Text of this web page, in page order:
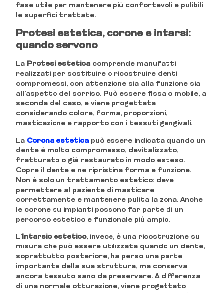
fase utile per mantenere più confortevoli e pulibili
le superfici trattate.
Protesi estetica, corone e intarsi:
quando servono
La Protesi estetica comprende manufatti
realizzati per sostituire o ricostruire denti
compromessi, con attenzione sia alla funzione sia
all’aspetto del sorriso. Può essere fissa o mobile, a
seconda del caso, e viene progettata
considerando colore, forma, proporzioni,
masticazione e rapporto con i tessuti gengivali.
La Corona estetica può essere indicata quando un
dente è molto compromesso, devitalizzato,
fratturato o già restaurato in modo esteso.
Copre il dente e ne ripristina forma e funzione.
Non è solo un trattamento estetico: deve
permettere al paziente di masticare
correttamente e mantenere pulita la zona. Anche
le corone su impianti possono far parte di un
percorso estetico e funzionale più ampio.
L’ Intarsio estetico, invece, è una ricostruzione su
misura che può essere utilizzata quando un dente,
soprattutto posteriore, ha perso una parte
importante della sua struttura, ma conserva
ancora tessuto sano da preservare. A differenza
di una normale otturazione, viene progettato